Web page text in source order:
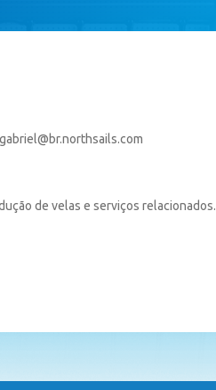
gabriel@br.northsails.com
de velas e serviços